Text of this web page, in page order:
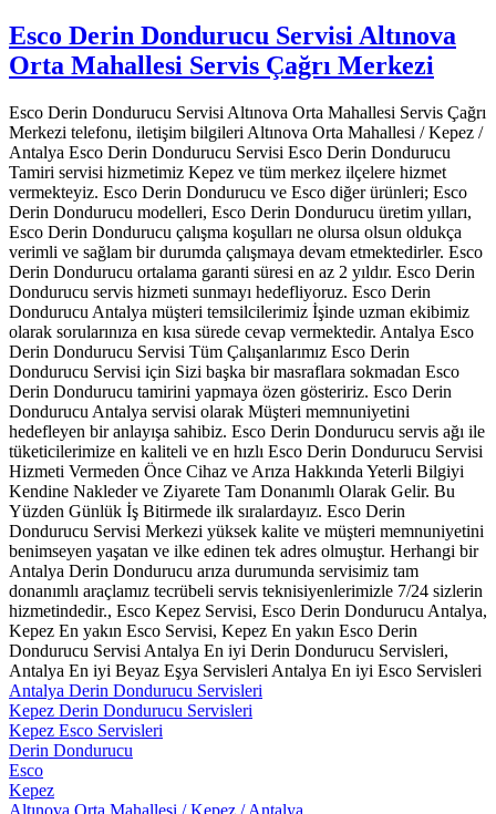
Esco Derin Dondurucu Servisi Altınova
Orta Mahallesi Servis Çağrı Merkezi
Esco Derin Dondurucu Servisi Altınova Orta Mahallesi Servis Çağrı
Merkezi telefonu, iletişim bilgileri Altınova Orta Mahallesi / Kepez /
Antalya Esco Derin Dondurucu Servisi Esco Derin Dondurucu
Tamiri servisi hizmetimiz Kepez ve tüm merkez ilçelere hizmet
vermekteyiz. Esco Derin Dondurucu ve Esco diğer ürünleri; Esco
Derin Dondurucu modelleri, Esco Derin Dondurucu üretim yılları,
Esco Derin Dondurucu çalışma koşulları ne olursa olsun oldukça
verimli ve sağlam bir durumda çalışmaya devam etmektedirler. Esco
Derin Dondurucu ortalama garanti süresi en az 2 yıldır. Esco Derin
Dondurucu servis hizmeti sunmayı hedefliyoruz. Esco Derin
Dondurucu Antalya müşteri temsilcilerimiz İşinde uzman ekibimiz
olarak sorularınıza en kısa sürede cevap vermektedir. Antalya Esco
Derin Dondurucu Servisi Tüm Çalışanlarımız Esco Derin
Dondurucu Servisi için Sizi başka bir masraflara sokmadan Esco
Derin Dondurucu tamirini yapmaya özen gösteririz. Esco Derin
Dondurucu Antalya servisi olarak Müşteri memnuniyetini
hedefleyen bir anlayışa sahibiz. Esco Derin Dondurucu servis ağı ile
tüketicilerimize en kaliteli ve en hızlı Esco Derin Dondurucu Servisi
Hizmeti Vermeden Önce Cihaz ve Arıza Hakkında Yeterli Bilgiyi
Kendine Nakleder ve Ziyarete Tam Donanımlı Olarak Gelir. Bu
Yüzden Günlük İş Bitirmede ilk sıralardayız. Esco Derin
Dondurucu Servisi Merkezi yüksek kalite ve müşteri memnuniyetini
benimseyen yaşatan ve ilke edinen tek adres olmuştur. Herhangi bir
Antalya Derin Dondurucu arıza durumunda servisimiz tam
donanımlı araçlamız tecrübeli servis teknisiyenlerimizle 7/24 sizlerin
hizmetindedir., Esco Kepez Servisi, Esco Derin Dondurucu Antalya,
Kepez En yakın Esco Servisi, Kepez En yakın Esco Derin
Dondurucu Servisi Antalya En iyi Derin Dondurucu Servisleri,
Antalya En iyi Beyaz Eşya Servisleri Antalya En iyi Esco Servisleri
Antalya Derin Dondurucu Servisleri
Kepez Derin Dondurucu Servisleri
Kepez Esco Servisleri
Derin Dondurucu
Esco
Kepez